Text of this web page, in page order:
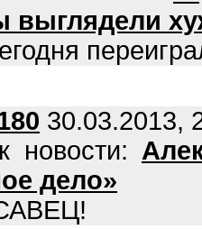
выглядели
30.03.2013,
новости:
дело»